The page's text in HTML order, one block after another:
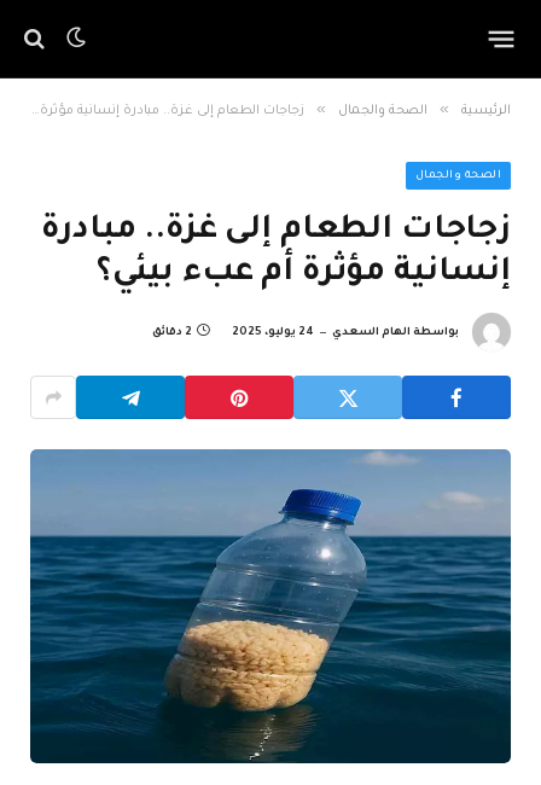
الرئيسية » الصحة والجمال » زجاجات الطعام إلى غزة.. مبادرة إنسانية مؤثرة أم عبء بيئي؟
الصحة والجمال
زجاجات الطعام إلى غزة.. مبادرة
إنسانية مؤثرة أم عبء بيئي؟
بواسطة الهام السعدي 24 يوليو، 2025 2 دقائق